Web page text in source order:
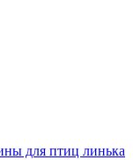
для птиц линька